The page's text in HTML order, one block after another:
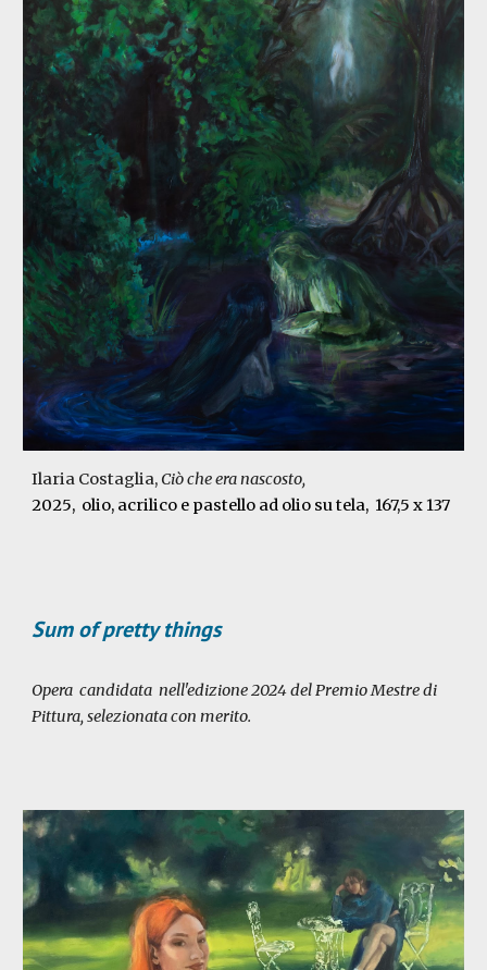
Ilaria Costaglia, Ciò che era nascosto,
2025, olio, acrilico e pastello ad olio su tela, 167,5 x 137
Sum of pretty things
Opera candidata nell'edizione 2024 del Premio Mestre di
Pittura, selezionata con merito.